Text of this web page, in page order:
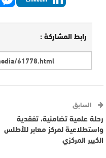
رابط المشاركة :
السابق
رحلة علمية تضامنية، تفقدية
واستطلاعية لمركز معابر للأطلس
الكبير المركزي